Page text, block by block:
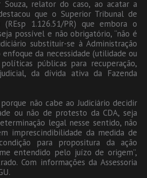
Souza, relator do caso, ao acatar a
que o Superior Tribunal de
(REsp 1.126.51/PR) que embora o
possível e não obrigatório, “não é
substituir-se à Administração
da necessidade (utilidade ou
públicas para recuperação,
da dívida ativa da Fazenda
não cabe ao Judiciário decidir
ou não de protesto da CDA, seja
legal nesse sentido, não
imprescindibilidade da medida de
para propositura da ação
entendido pelo juízo de origem”,
Com informações da Assessoria